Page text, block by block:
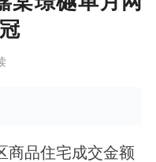
商品住宅成交金额